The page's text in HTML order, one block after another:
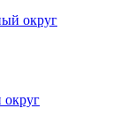
округ